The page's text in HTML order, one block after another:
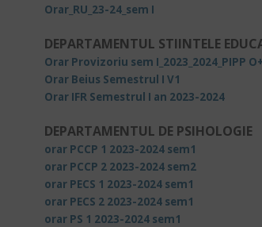
Orar_RU_23-24_sem I
DEPARTAMENTUL STIINTELE
Orar Provizoriu sem I_2023_2024_PIPP
Orar Beius Semestrul I V1
Orar IFR Semestrul I an 2023-2024
DEPARTAMENTUL DE PSIHOLOGIE
orar PCCP 1 2023-2024 sem1
orar PCCP 2 2023-2024 sem2
orar PECS 1 2023-2024 sem1
orar PECS 2 2023-2024 sem1
orar PS 1 2023-2024 sem1